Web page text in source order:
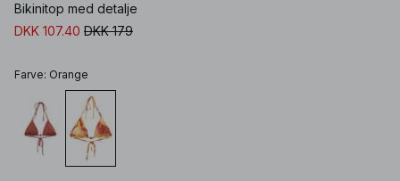
Bikinitop med detalje
DKK 107.40 DKK 179
Farve: Orange